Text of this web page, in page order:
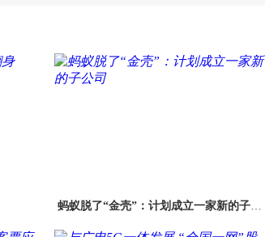
蚂蚁脱了“金壳”：计划成立一家新的子公